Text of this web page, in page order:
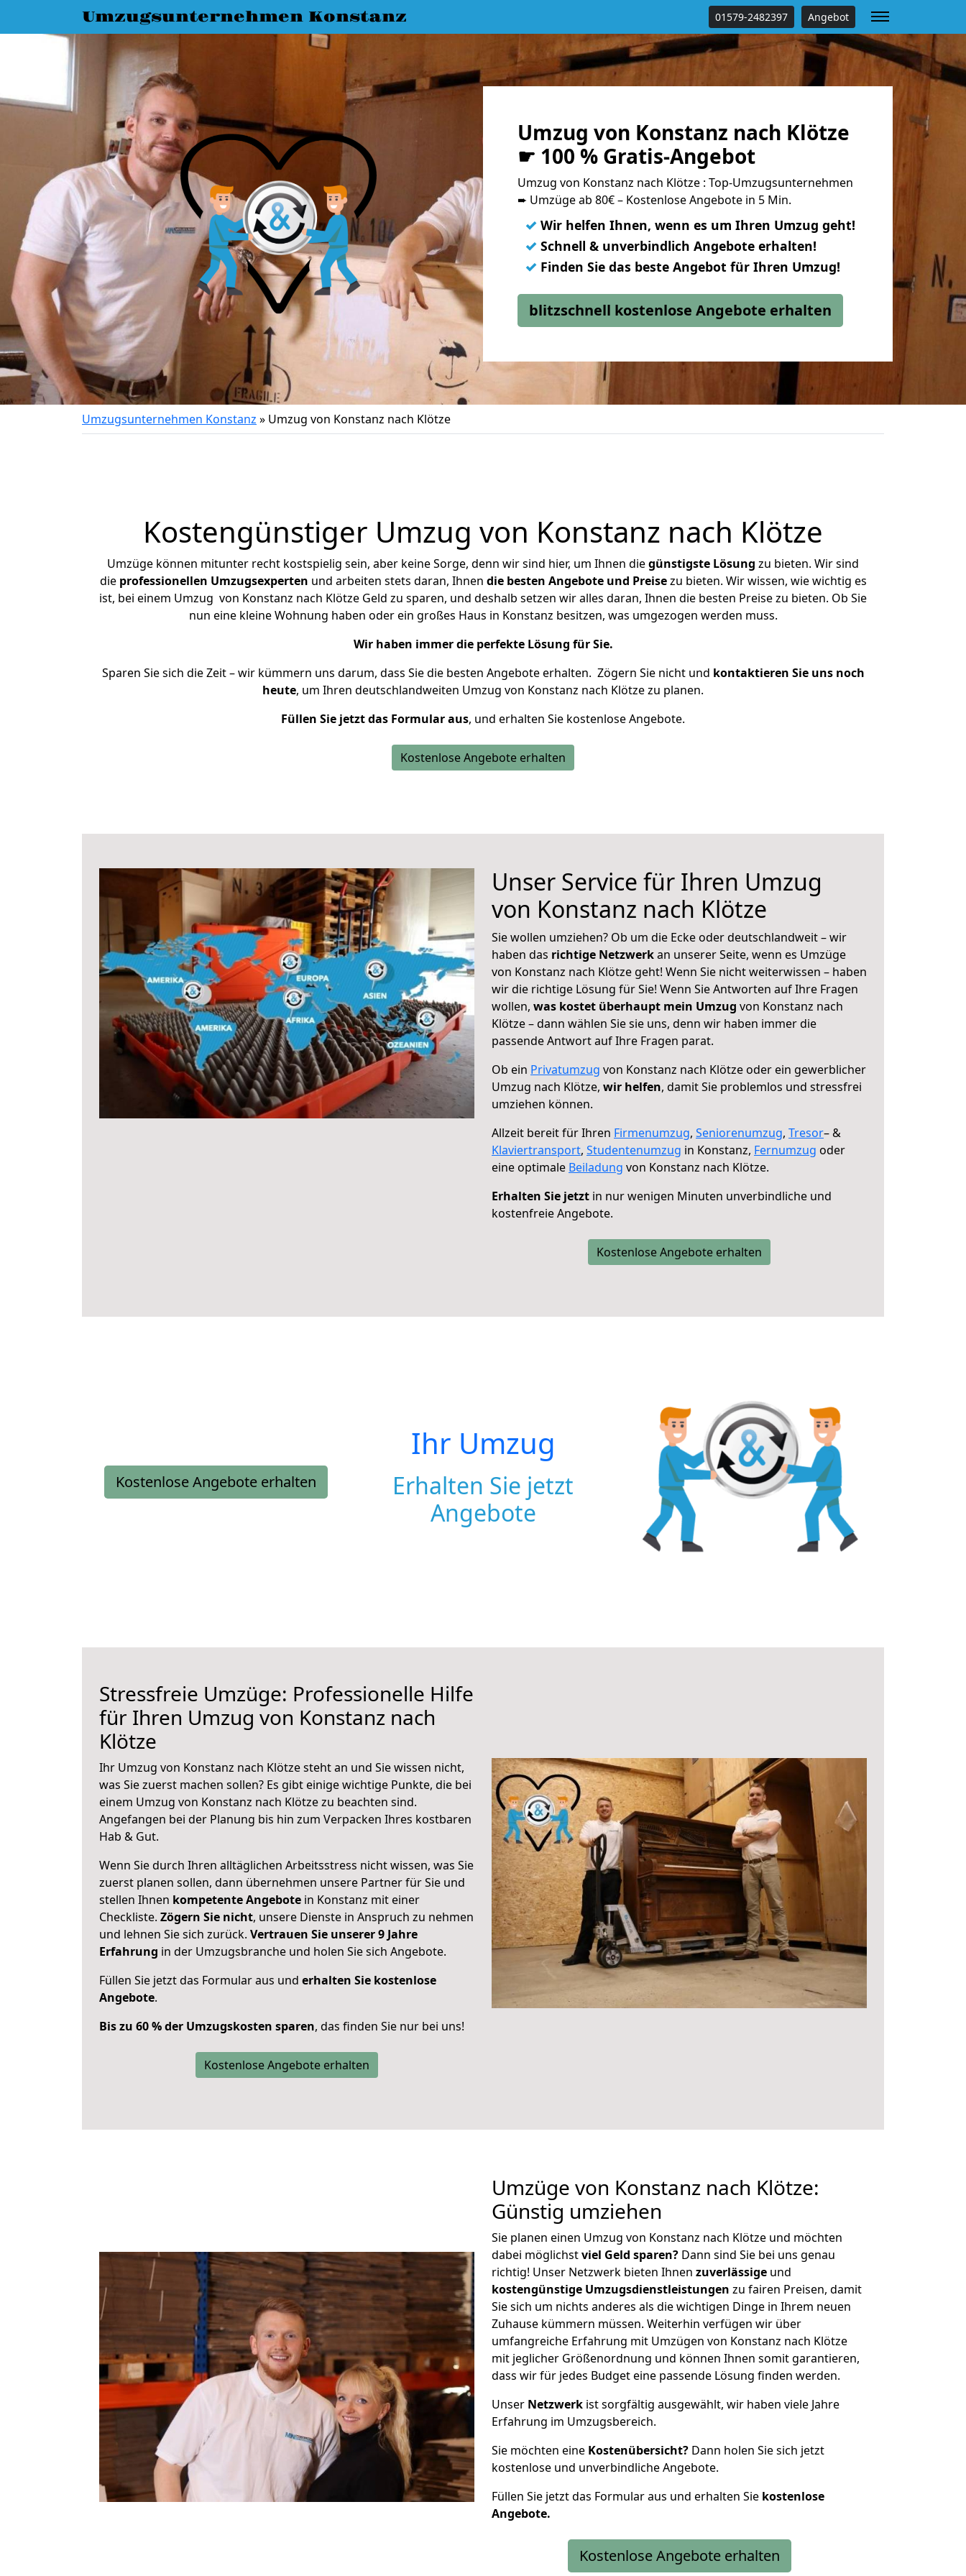
Umzugsunternehmen Konstanz 01579-2482397 Angebot
Umzug von Konstanz nach Klötze
☛ 100 % Gratis-Angebot
Umzug von Konstanz nach Klötze : Top-Umzugsunternehmen
➨ Umzüge ab 80€ – Kostenlose Angebote in 5 Min.
✓ Wir helfen Ihnen, wenn es um Ihren Umzug geht!
✓ Schnell & unverbindlich Angebote erhalten!
✓ Finden Sie das beste Angebot für Ihren Umzug!
blitzschnell kostenlose Angebote erhalten
Umzugsunternehmen Konstanz » Umzug von Konstanz nach Klötze
Kostengünstiger Umzug von Konstanz nach Klötze
Umzüge können mitunter recht kostspielig sein, aber keine Sorge, denn wir sind hier, um Ihnen diegünstigste Lösung zu bieten. Wir sind
die professionellen Umzugsexperten und arbeiten stets daran, Ihnen die besten Angebote und Preisezu bieten. Wir wissen, wie wichtig es
ist, bei einem Umzug von Konstanz nach Klötze Geld zu sparen, und deshalb setzen wir alles daran, Ihnen die besten Preise zu bieten. Ob Sie
nun eine kleine Wohnung haben oder ein großes Haus in Konstanz besitzen, was umgezogen werden muss.
Wir haben immer die perfekte Lösung für Sie.
Sparen Sie sich die Zeit – wir kümmern uns darum, dass Sie die besten Angebote erhalten. Zögern Sie nicht und kontaktieren Sie uns noch
heute, um Ihren deutschlandweiten Umzug von Konstanz nach Klötze zu planen.
Füllen Sie jetzt das Formular aus, und erhalten Sie kostenlose Angebote.
Kostenlose Angebote erhalten
Unser Service für Ihren Umzug
von Konstanz nach Klötze
Sie wollen umziehen? Ob um die Ecke oder deutschlandweit – wir
haben das richtige Netzwerkan unserer Seite, wenn es Umzüge
von Konstanz nach Klötze geht! Wenn Sie nicht weiterwissen – haben
wir die richtige Lösung für Sie! Wenn Sie Antworten auf Ihre Fragen
wollen, was kostet überhaupt mein Umzug von Konstanz nach
Klötze – dann wählen Sie sie uns, denn wir haben immer die
passende Antwort auf Ihre Fragen parat.
Ob ein Privatumzug von Konstanz nach Klötze oder ein gewerblicher
Umzug nach Klötze, wir helfen, damit Sie problemlos und stressfrei
umziehen können.
Allzeit bereit für Ihren Firmenumzug, Seniorenumzug, Tresor– &
Klaviertransport, Studentenumzug in Konstanz, Fernumzug oder
eine optimale Beiladung von Konstanz nach Klötze.
Erhalten Sie jetzt in nur wenigen Minuten unverbindliche und
kostenfreie Angebote.
Kostenlose Angebote erhalten
Kostenlose Angebote erhalten
Ihr Umzug
Erhalten Sie jetzt
Angebote
Stressfreie Umzüge: Professionelle Hilfe
für Ihren Umzug von Konstanz nach
Klötze
Ihr Umzug von Konstanz nach Klötze steht an und Sie wissen nicht,
was Sie zuerst machen sollen? Es gibt einige wichtige Punkte, die bei
einem Umzug von Konstanz nach Klötze zu beachten sind.
Angefangen bei der Planung bis hin zum Verpacken Ihres kostbaren
Hab & Gut.
Wenn Sie durch Ihren alltäglichen Arbeitsstress nicht wissen, was Sie
zuerst planen sollen, dann übernehmen unsere Partner für Sie und
stellen Ihnen kompetente Angebote in Konstanz mit einer
Checkliste. Zögern Sie nicht, unsere Dienste in Anspruch zu nehmen
und lehnen Sie sich zurück. Vertrauen Sie unserer 9 Jahre
Erfahrung in der Umzugsbranche und holen Sie sich Angebote.
Füllen Sie jetzt das Formular aus und erhalten Sie kostenlose
Angebote.
Bis zu 60 % der Umzugskosten sparen, das finden Sie nur bei uns!
Kostenlose Angebote erhalten
Umzüge von Konstanz nach Klötze:
Günstig umziehen
Sie planen einen Umzug von Konstanz nach Klötze und möchten
dabei möglichstviel Geld sparen? Dann sind Sie bei uns genau
richtig! Unser Netzwerk bieten Ihnen zuverlässige und
kostengünstige Umzugsdienstleistungen zu fairen Preisen, damit
Sie sich um nichts anderes als die wichtigen Dinge in Ihrem neuen
Zuhause kümmern müssen. Weiterhin verfügen wir über
umfangreiche Erfahrung mit Umzügen von Konstanz nach Klötze
mit jeglicher Größenordnung und können Ihnen somit garantieren,
dass wir für jedes Budget eine passende Lösung finden werden.
Unser Netzwerk ist sorgfältig ausgewählt, wir haben viele Jahre
Erfahrung im Umzugsbereich.
Sie möchten eine Kostenübersicht? Dann holen Sie sich jetzt
kostenlose und unverbindliche Angebote.
Füllen Sie jetzt das Formular aus und erhalten Sie kostenlose
Angebote.
Kostenlose Angebote erhalten